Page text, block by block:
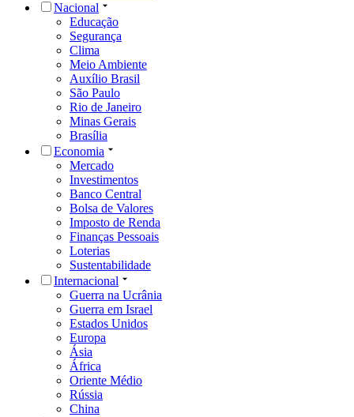
Nacional
Educação
Segurança
Clima
Meio Ambiente
Auxílio Brasil
São Paulo
Rio de Janeiro
Minas Gerais
Brasília
Economia
Mercado
Investimentos
Banco Central
Bolsa de Valores
Imposto de Renda
Finanças Pessoais
Loterias
Sustentabilidade
Internacional
Guerra na Ucrânia
Guerra em Israel
Estados Unidos
Europa
Ásia
África
Oriente Médio
Rússia
China